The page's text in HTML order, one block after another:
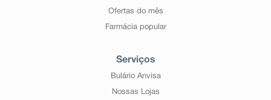
Ofertas do mês
Farmácia popular
Serviços
Bulário Anvisa
Nossas Lojas